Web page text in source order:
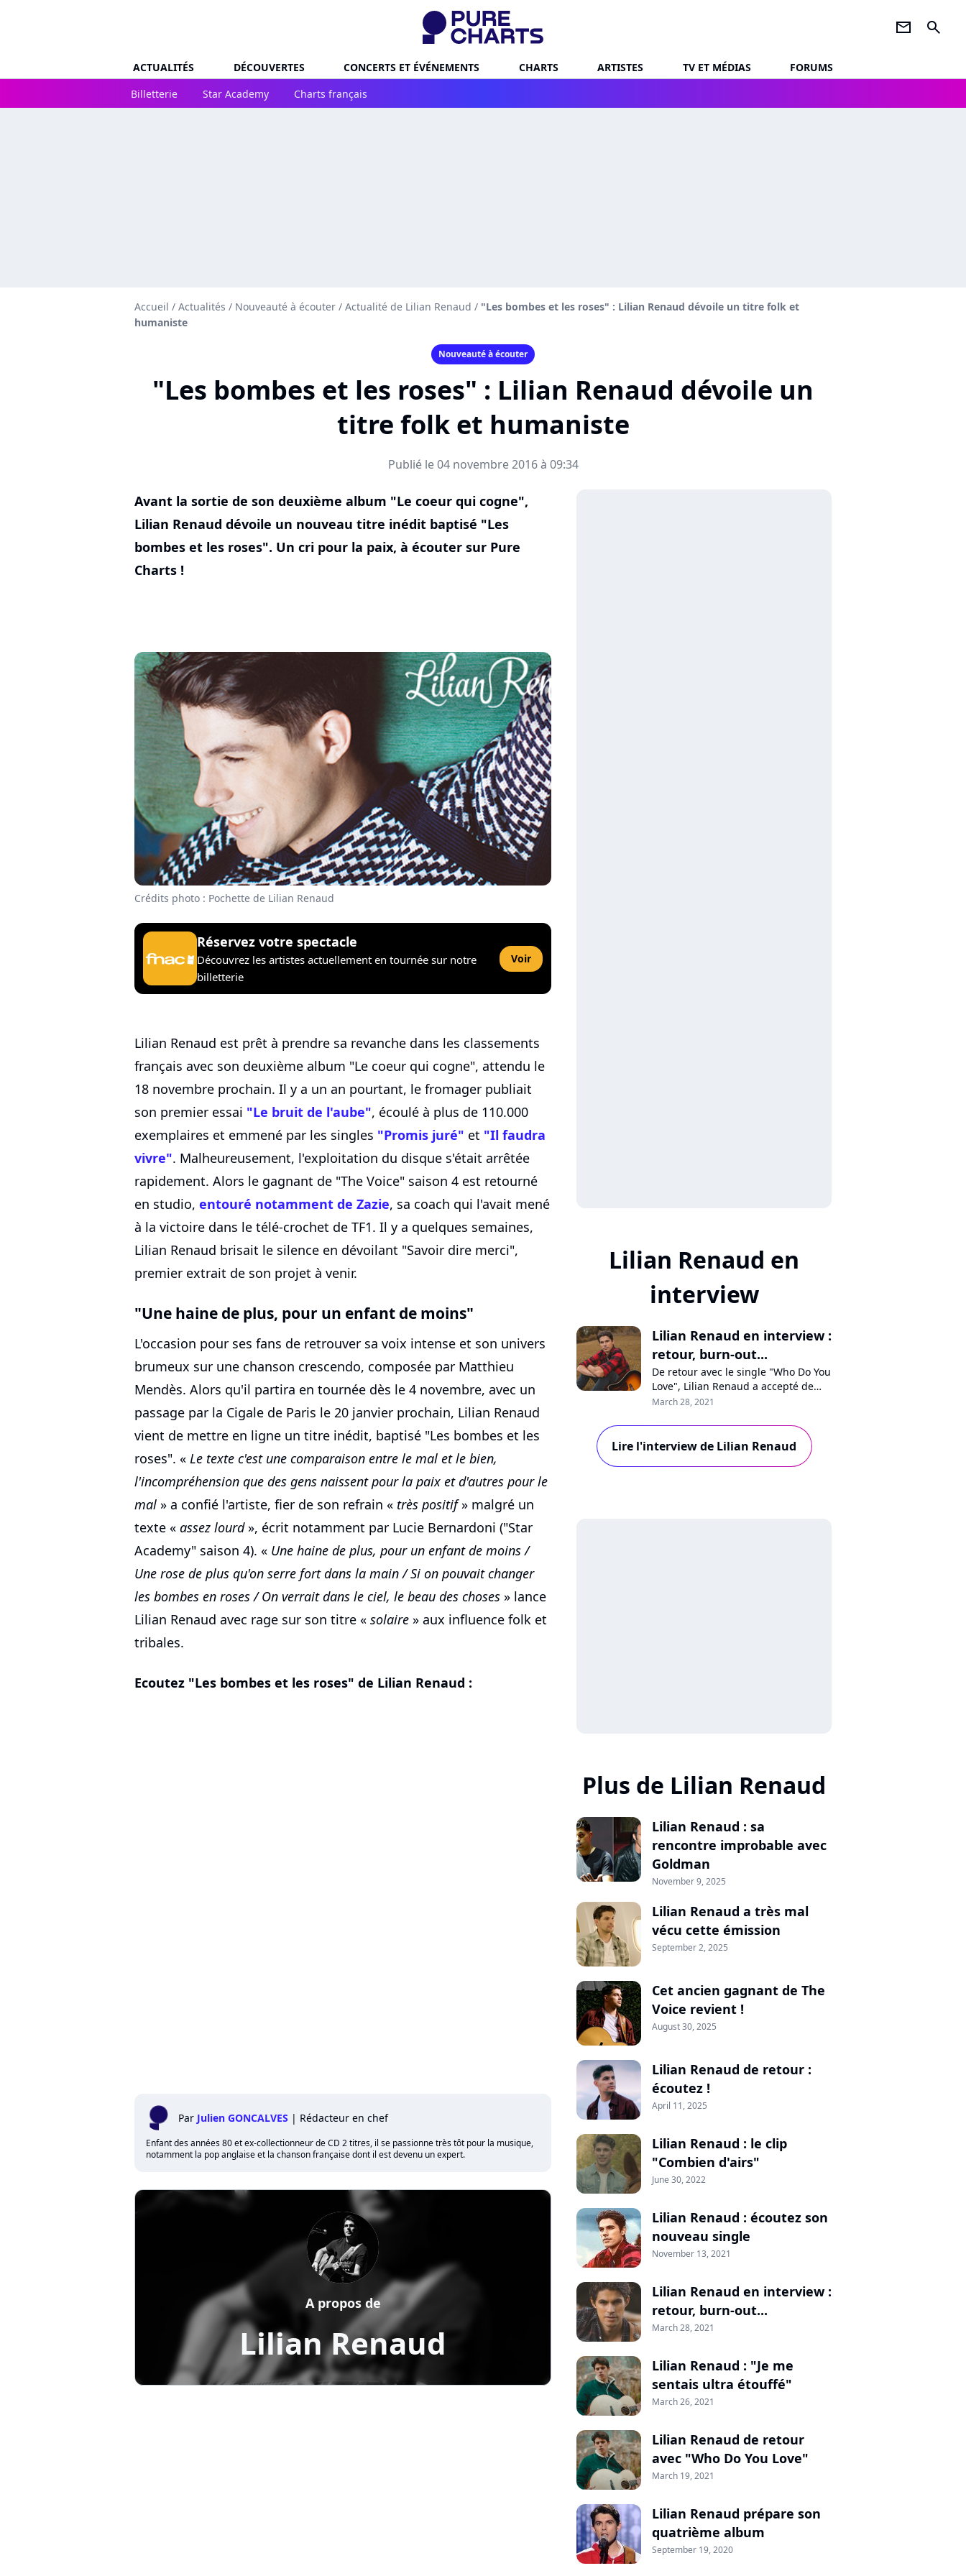
newsletter search
ACTUALITÉS DÉCOUVERTES CONCERTS ET ÉVÉNEMENTS CHARTS ARTISTES TV ET MÉDIAS
FORUMS
Billetterie
Star Academy Charts français
Accueil / Actualités / Nouveauté à écouter / Actualité de Lilian Renaud / "Les bombes et les roses" : Lilian Renaud dévoile un titre folk et
humaniste
Nouveauté à écouter
"Les bombes et les roses" : Lilian Renaud dévoile un
titre folk et humaniste
Publié le 04 novembre 2016 à 09:34
Avant la sortie de son deuxième album "Le coeur qui cogne",
Lilian Renaud dévoile un nouveau titre inédit baptisé "Les
bombes et les roses". Un cri pour la paix, à écouter sur Pure
Charts !
Crédits photo : Pochette de Lilian Renaud
Réservez votre spectacle
Découvrez les artistes actuellement en tournée sur notre
billetterie
Voir
Lilian Renaud est prêt à prendre sa revanche dans les classements
français avec son deuxième album "Le coeur qui cogne", attendu le
18 novembre prochain. Il y a un an pourtant, le fromager publiait
son premier essai "Le bruit de l'aube", écoulé à plus de 110.000
exemplaires et emmené par les singles "Promis juré" et "Il faudra
vivre". Malheureusement, l'exploitation du disque s'était arrêtée
rapidement. Alors le gagnant de "The Voice" saison 4 est retourné
en studio, entouré notamment de Zazie, sa coach qui l'avait mené
à la victoire dans le télé-crochet de TF1. Il y a quelques semaines,
Lilian Renaud brisait le silence en dévoilant "Savoir dire merci",
premier extrait de son projet à venir.
"Une haine de plus, pour un enfant de moins"
L'occasion pour ses fans de retrouver sa voix intense et son univers
brumeux sur une chanson crescendo, composée par Matthieu
Mendès. Alors qu'il partira en tournée dès le 4 novembre, avec un
passage par la Cigale de Paris le 20 janvier prochain, Lilian Renaud
vient de mettre en ligne un titre inédit, baptisé "Les bombes et les
roses". « Le texte c'est une comparaison entre le mal et le bien,
l'incompréhension que des gens naissent pour la paix et d'autres pour le
mal » a confié l'artiste, fier de son refrain « très positif» malgré un
texte « assez lourd», écrit notamment par Lucie Bernardoni ("Star
Academy" saison 4). « Une haine de plus, pour un enfant de moins /
Une rose de plus qu'on serre fort dans la main / Si on pouvait changer
les bombes en roses / On verrait dans le ciel, le beau des choses » lance
Lilian Renaud avec rage sur son titre « solaire » aux influence folk et
tribales.
Ecoutez "Les bombes et les roses" de Lilian Renaud :
Par Julien GONCALVES | Rédacteur en chef
Enfant des années 80 et ex-collectionneur de CD 2 titres, il se passionne très tôt pour la musique,
notamment la pop anglaise et la chanson française dont il est devenu un expert.
Lilian Renaud
A propos de
Lilian Renaud en
interview
Lilian Renaud en interview :
retour, burn-out...
De retour avec le single "Who Do You
Love", Lilian Renaud a accepté de
répondre aux questions de Pure
année 2020 solitaire, ses nouvelles
chansons en toute liberté, pourquoi
il chante en anglais, son burn-out ou
March 28, 2021
Lire l'interview de Lilian Renaud
Plus de Lilian Renaud
Lilian Renaud : sa
rencontre improbable avec
Goldman
November 9, 2025
Lilian Renaud a très mal
vécu cette émission
September 2, 2025
Cet ancien gagnant de The
Voice revient !
August 30, 2025
Lilian Renaud de retour :
écoutez !
April 11, 2025
Lilian Renaud : le clip
"Combien d'airs"
June 30, 2022
Lilian Renaud : écoutez son
nouveau single
November 13, 2021
Lilian Renaud en interview :
retour, burn-out...
March 28, 2021
Lilian Renaud : "Je me
sentais ultra étouffé"
March 26, 2021
Lilian Renaud de retour
avec "Who Do You Love"
March 19, 2021
Lilian Renaud prépare son
quatrième album
September 19, 2020